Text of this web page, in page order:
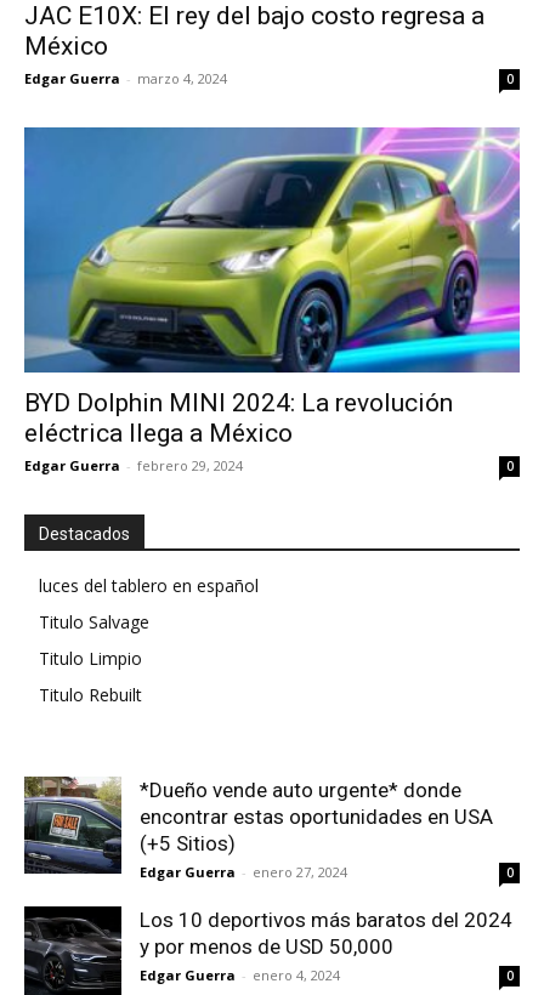
JAC E10X: El rey del bajo costo regresa a
México
Edgar Guerra - marzo 4, 2024 0
BYD Dolphin MINI 2024: La revolución
eléctrica llega a México
Edgar Guerra - febrero 29, 2024 0
Destacados
luces del tablero en español
Titulo Salvage
Titulo Limpio
Titulo Rebuilt
*Dueño vende auto urgente* donde
encontrar estas oportunidades en USA
(+5 Sitios)
Edgar Guerra - enero 27, 2024 0
Los 10 deportivos más baratos del 2024
y por menos de USD 50,000
Edgar Guerra - enero 4, 2024 0